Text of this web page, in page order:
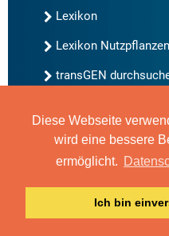
Diese Webseite
wird eine bessere
ermöglicht.
Ich bin
Lexikon
Lexikon Nutzpflanzen
transGEN
Neu bei transGEN